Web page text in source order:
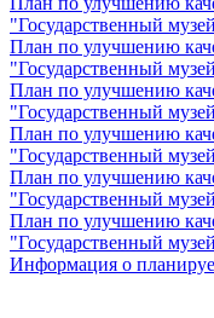
"Государственный
План по улучшению
"Государственный
План по улучшению
"Государственный
План по улучшению
"Государственный
План по улучшению
"Государственный
План по улучшению
"Государственный
Информация о